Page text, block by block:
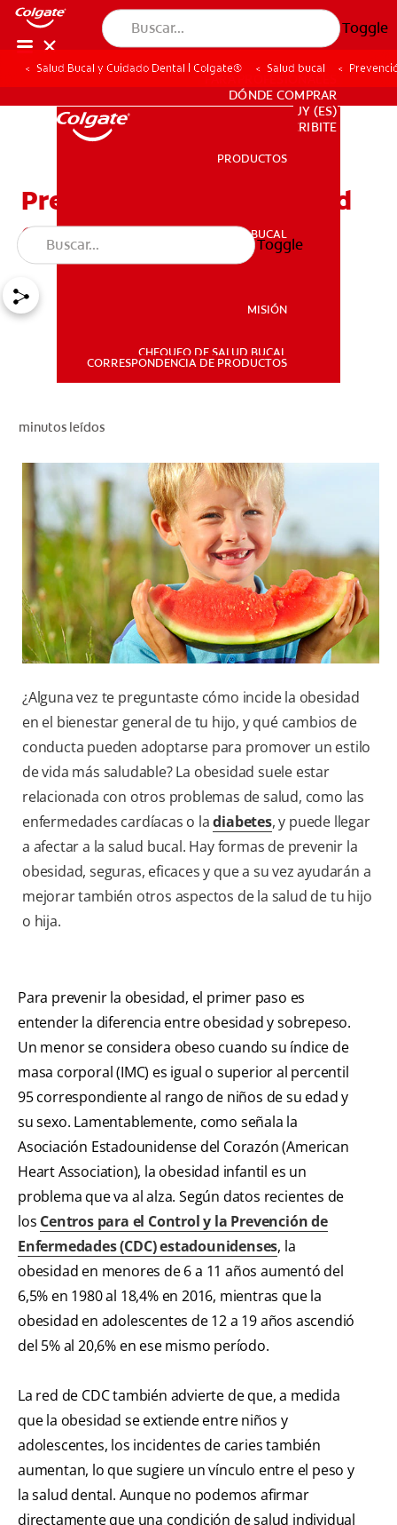
Toggle
SALUD BUCAL
PARA PROFESIONALES
DÓNDE COMPRAR
UY (ES)
SUSCRIBITE
PARA PROFESIONALES
DÓNDE COMPRAR
UY (ES)
SUSCRIBITE
PRODUCTOS
SALUD BUCAL
MISIÓN
CHEQUEO DE SALUD BUCAL
CORRESPONDENCIA DE PRODUCTOS
Toggle
Salud Bucal y Cuidado Dental | Colgate® Salud bucal
Prevención de la obesidad
en niños y adolescentes
minutos leídos
¿Alguna vez te preguntaste cómo incide la obesidad
en el bienestar general de tu hijo, y qué cambios de
conducta pueden adoptarse para promover un estilo
de vida más saludable? La obesidad suele estar
relacionada con otros problemas de salud, como las
enfermedades cardíacas o ladiabetes, y puede llegar
a afectar a la salud bucal. Hay formas de prevenir la
obesidad, seguras, eficaces y que a su vez ayudarán a
mejorar también otros aspectos de la salud de tu hijo
o hija.
Para prevenir la obesidad, el primer paso es
entender la diferencia entre obesidad y sobrepeso.
Un menor se considera obeso cuando su índice de
masa corporal (IMC) es igual o superior al percentil
95 correspondiente al rango de niños de su edad y
su sexo. Lamentablemente, como señala la
Asociación Estadounidense del Corazón (American
Heart Association), la obesidad infantil es un
problema que va al alza. Según datos recientes de
los Centros para el Control y la Prevención de
Enfermedades (CDC) estadounidenses, la
obesidad en menores de 6 a 11 años aumentó del
6,5% en 1980 al 18,4% en 2016, mientras que la
obesidad en adolescentes de 12 a 19 años ascendió
del 5% al 20,6% en ese mismo período.
La red de CDC también advierte de que, a medida
que la obesidad se extiende entre niños y
adolescentes, los incidentes de caries también
aumentan, lo que sugiere un vínculo entre el peso y
la salud dental. Aunque no podemos afirmar
directamente que una condición de salud individual